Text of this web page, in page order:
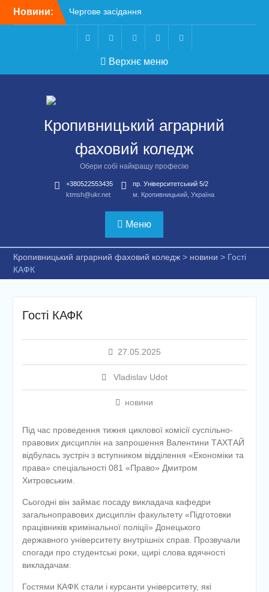
Новини:
Чергове засідання
стипендіальної комісії:
основні рішення
Небезпечні розваги
можуть коштувати життя
Крок до сучасної
ВСТУП-2026
TelegramFacebookInstagram Youtube
Верхнє меню
Кропивницький аграрний
фаховий коледж
Обери собі найкращу професію
+380522553435
ktmsh@ukr.net
пр. Університетський 5/2
м. Кропивницький, Україна
Меню
Кропивницький аграрний фаховий коледж> новини > Гості
КАФК
Гості КАФК
27.05.2025
Vladislav Udot
новини
Під час проведення тижня циклової комісії суспільно-
правових дисциплін на запрошення Валентини ТАХТАЙ
відбулась зустріч з вступником відділення «Економіки та
права» спеціальності 081 «Право» Дмитром
Хитровським.
Сьогодні він займає посаду викладача кафедри
загальноправових дисциплін факультету «Підготовки
працівників кримінальної поліції» Донецького
державного університету внутрішніх справ. Прозвучали
спогади про студентські роки, щирі слова вдячності
викладачам.
Гостями КАФК стали і курсанти університету, які